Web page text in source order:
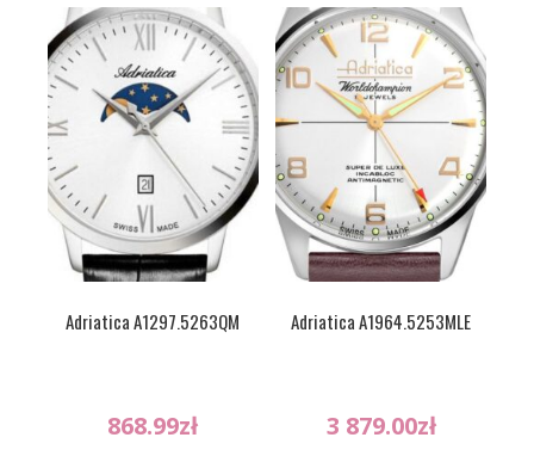
Adriatica A1297.5263QM
868.99zł
Adriatica A1964.5253MLE
3 879.00zł